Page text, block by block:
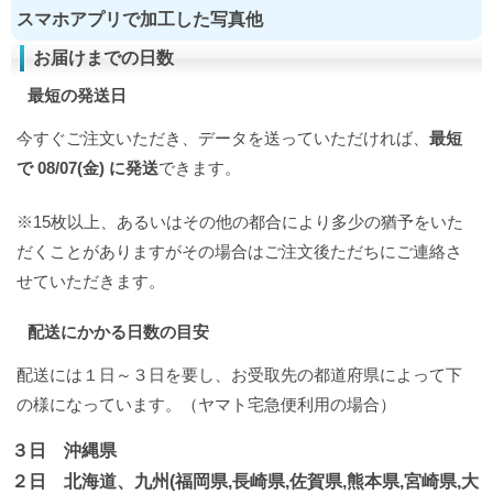
スマホアプリで加工した写真他
お届けまでの日数
最短の発送日
今すぐご注文いただき、データを送っていただければ、 最短
で 08/07(金) に発送できます。
※15枚以上、あるいはその他の都合により多少の猶予をいた
だくことがありますがその場合はご注文後ただちにご連絡さ
せていただきます。
配送にかかる日数の目安
配送には１日～３日を要し、お受取先の都道府県によって下
の様になっています。（ヤマト宅急便利用の場合）
３日 沖縄県
２日 北海道、九州(福岡県,長崎県,佐賀県,熊本県,宮崎県,大